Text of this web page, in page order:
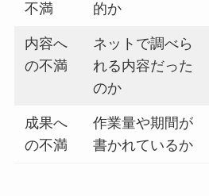
不満
的か
内容へ
の不満
ネットで調べら
れる内容だった
のか
成果へ
の不満
作業量や期間が
書かれているか